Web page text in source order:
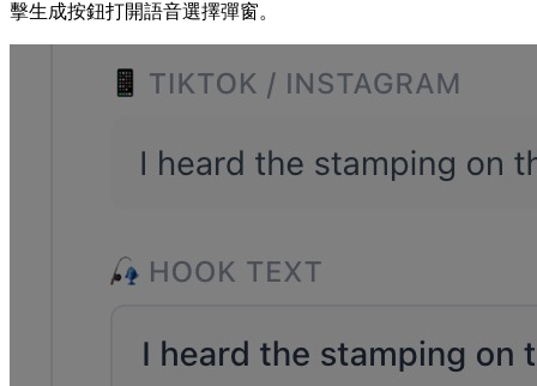
擊生成按鈕打開語音選擇彈窗。